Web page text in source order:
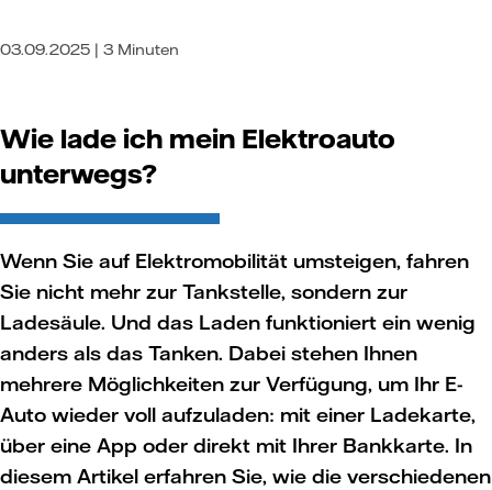
03.09.2025 | 3 Minuten
Wie lade ich mein Elektroauto
unterwegs?
Wenn Sie auf Elektromobilität umsteigen, fahren
Sie nicht mehr zur Tankstelle, sondern zur
Ladesäule. Und das Laden funktioniert ein wenig
anders als das Tanken. Dabei stehen Ihnen
mehrere Möglichkeiten zur Verfügung, um Ihr E-
Auto wieder voll aufzuladen: mit einer Ladekarte,
über eine App oder direkt mit Ihrer Bankkarte. In
diesem Artikel erfahren Sie, wie die verschiedenen